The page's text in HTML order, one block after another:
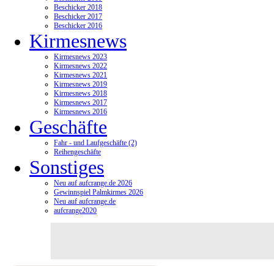
Beschicker 2018
Beschicker 2017
Beschicker 2016
Kirmesnews
Kirmesnews 2023
Kirmesnews 2022
Kirmesnews 2021
Kirmesnews 2019
Kirmesnews 2018
Kirmesnews 2017
Kirmesnews 2016
Geschäfte
Fahr - und Laufgeschäfte (2)
Reihengeschäfte
Sonstiges
Neu auf aufcrange.de 2026
Gewinnspiel Palmkirmes 2026
Neu auf aufcrange.de
aufcrange2020